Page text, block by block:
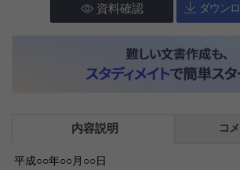
資料確認 ダウン
内容説明 コ
平成○○年○○月○○日